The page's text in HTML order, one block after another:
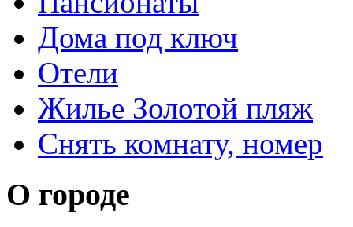
Дома под ключ
Отели
Жилье Золотой пляж
Снять комнату, номер
О городе